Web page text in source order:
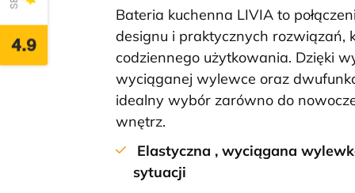
4.9
Bateria kuchenna LIVIA to
designu i praktycznych rozwiązań,
codziennego użytkowania. Dzięki
wyciąganej wylewce oraz
idealny wybór zarówno do
wnętrz.
Elastyczna , wyciągana
sytuacji